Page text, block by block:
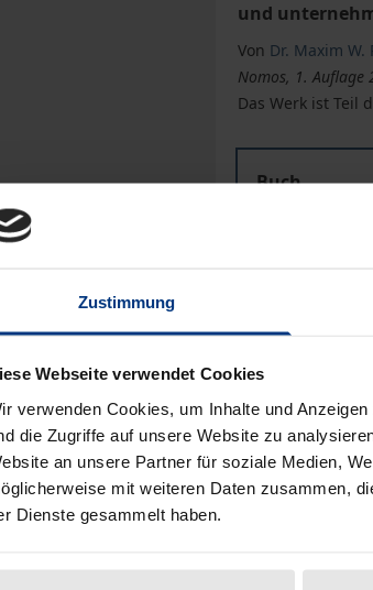
Zustimmung
Webseite verwendet Cookies
verwenden Cookies, um Inhalte und
die Zugriffe auf unsere Website zu
an unsere Partner für soziale Medien,
mit weiteren Daten zusammen,
Dienste gesammelt haben.
und
Von Dr. Maxim W.
Nomos, 1. Auflage
Das Werk ist Teil
Buch
Preisangaben
Hinweise zu